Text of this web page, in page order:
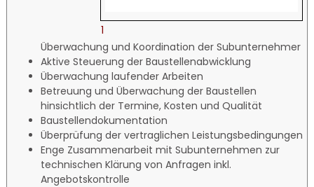
1
Überwachung und Koordination der Subunternehmer
Aktive Steuerung der Baustellenabwicklung
Überwachung laufender Arbeiten
Betreuung und Überwachung der Baustellen
hinsichtlich der Termine, Kosten und Qualität
Baustellendokumentation
Überprüfung der vertraglichen Leistungsbedingungen
Enge Zusammenarbeit mit Subunternehmen zur
technischen Klärung von Anfragen inkl.
Angebotskontrolle